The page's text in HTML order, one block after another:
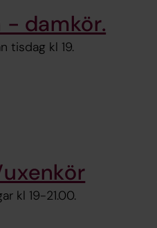
- damkör.
tisdag kl 19.
kl 19-21.00.